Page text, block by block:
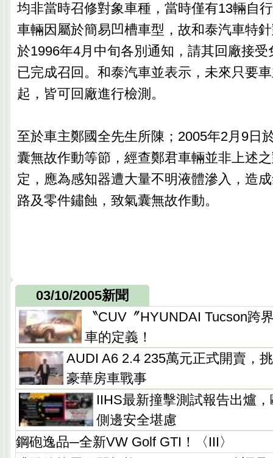
均非當時召修對象車種，當時僅有13輛自
車輛因屬於簡易凹槽車型，故和泰汽車特
於1996年4月中旬各別通知，請其回廠接
已完成召回。和泰汽車並表示，未來只要
起，皆可回廠進行檢測。
至於車主鄭國全先生所陳；2005年2月9日
囊無故作動等節，經查鄭君車輛並非上述
定，應為感知器遭大量不明液體滲入，造
路及零件鏽蝕，致氣囊無故作動。
03/10/2005新聞
〝CUV〞HYUNDAI Tucson跨
車的定義！
AUDI A6 2.4 235萬元正式開賣，
豪華房車戰事
IIHS最新撞擊測試報告出爐
側邊安全堪慮
鋼砲逸品─全新VW Golf GTI！〈III〉